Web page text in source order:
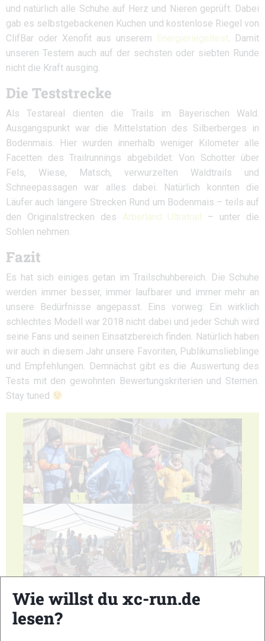
und natürlich alle Schuhe auf Herz und Nieren geprüft. Dabei
gab es selbstgebackenen Kuchen und kostenlose Riegel von
ClifBar oder Xenofit aus unserem Energieriegeltest. Damit
unseren Testern auch auf der sechsten oder siebten Runde
nicht die Kraft ausging.
Die Teststrecke
Als Testareal dienten die Trails im Bayerischen Wald.
Ausgangspunkt war die Mittelstation des Silberberges in
Bodenmais. Hier wurden innerhalb weniger Kilometer alle
Facetten des Trailrunnings abgebildet: Von Schotter über
Fels, Wiese, Matsch, verwurzelten Waldtrails und
Schneepassagen war alles dabei. Natürlich konnten die
Läufer auch längere Strecken Rund um Bodenmais – teils auf
den Originalstrecken des Arberland Ultratrail – unter die
Sohlen nehmen.
Fazit
Es hat sich einiges getan im Trailschuhbereich. Die Schuhe
werden immer besser, immer laufbarer und immer mehr an
unsere Bedürfnisse angepasst. Eins vorweg: Ein wirklich
schlechtes Modell war 2018 nicht dabei und jeder Schuh wird
seine Fans und seinen Einsatzbereich finden. Natürlich haben
wir auch in diesem Jahr unsere Favoriten, Publikumslieblinge
und Empfehlungen. Demnächst gibt es die Auswertung des
Tests mit den gewohnten Bewertungskriterien und Sternen.
Stay tuned
1 2
Wie willst du xc-run.de
lesen?